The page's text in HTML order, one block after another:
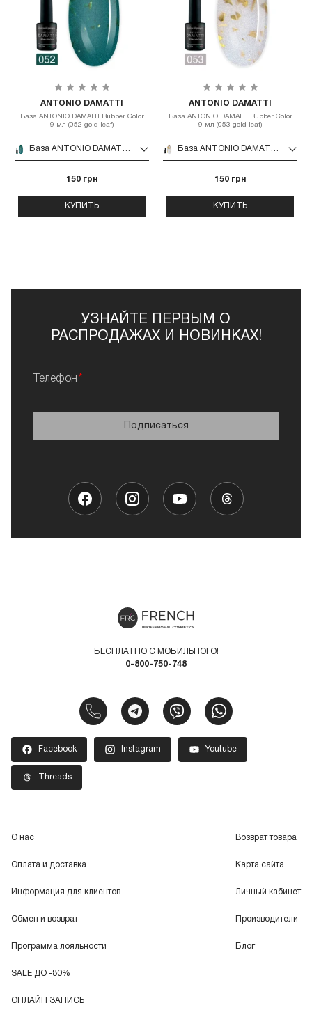
ANTONIO DAMATTI
База ANTONIO DAMATTI Rubber Color
9 мл (052 gold leaf)
База ANTONIO DAMATTI Rubber Color 9 мл (052 gold leaf)
150 грн
КУПИТЬ
ANTONIO DAMATTI
База ANTONIO DAMATTI Rubber Color
9 мл (053 gold leaf)
База ANTONIO DAMATTI Rubber Color 9 мл (053 gold leaf)
150 грн
КУПИТЬ
УЗНАЙТЕ ПЕРВЫМ О
РАСПРОДАЖАХ И НОВИНКАХ!
Телефон
Подписаться
БЕСПЛАТНО С МОБИЛЬНОГО!
0-800-750-748
Facebook Instagram Youtube
Threads
О нас
Оплата и доставка
Информация для клиентов
Обмен и возврат
Программа лояльности
SALE ДО -80%
ОНЛАЙН ЗАПИСЬ
Возврат товара
Карта сайта
Личный кабинет
Производители
Блог